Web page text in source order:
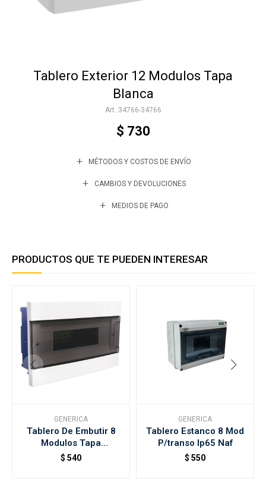
Tablero Exterior 12 Modulos Tapa
Blanca
34766-34766
$ 730
MÉTODOS Y COSTOS DE ENVÍO
CAMBIOS Y DEVOLUCIONES
MEDIOS DE PAGO
PRODUCTOS QUE TE PUEDEN INTERESAR
GENERICA
Tablero De Embutir 8
Modulos Tapa
Transparente
$ 540
GENERICA
Tablero Estanco 8 Mod
P/transo Ip65 Naf
$ 550
Varios